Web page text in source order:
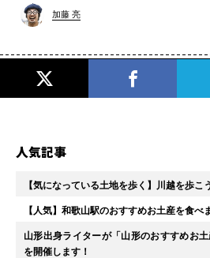
加藤 亮
人気記事
【気になっている土地を歩く】川越を歩こ
【人気】和歌山駅のおすすめお土産を食べ
山形出身ライターが「山形のおすすめお
を開催します！